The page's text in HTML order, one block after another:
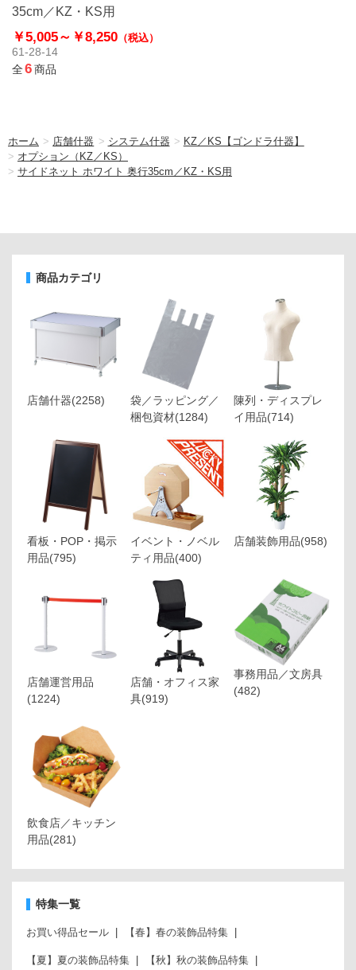
35cm／KZ・KS用
￥5,005～ ￥8,250 （税込）
61-28-14
全6商品
ホーム > 店舗什器 > システム什器 > KZ／KS【ゴンドラ什器】
> オプション（KZ／KS）
> サイドネット ホワイト 奥行35cm／KZ・KS用
商品カテゴリ
店舗什器(2258)
袋／ラッピング／
梱包資材(1284)
陳列・ディスプレ
イ用品(714)
看板・POP・掲示
用品(795)
イベント・ノベル
ティ用品(400)
店舗装飾用品(958)
店舗運営用品
(1224)
店舗・オフィス家
具(919)
事務用品／文房具
(482)
飲食店／キッチン
用品(281)
特集一覧
お買い得品セール 【春】春の装飾品特集
【夏】夏の装飾品特集 【秋】秋の装飾品特集